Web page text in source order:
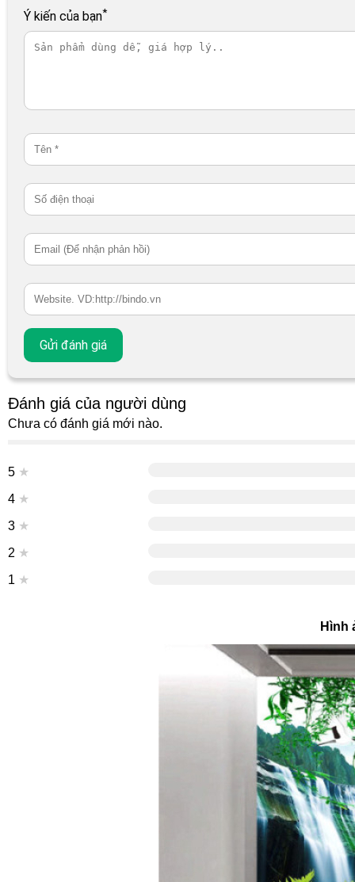
Ý kiến của bạn*
Đánh giá của người dùng
Chưa có đánh giá mới nào.
5 ★
4 ★
3 ★
2 ★
1 ★
Hình